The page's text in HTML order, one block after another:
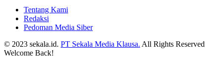
Tentang Kami
Redaksi
Pedoman Media Siber
© 2023 sekala.id. PT Sekala Media Klausa. All Rights Reserved
Welcome Back!